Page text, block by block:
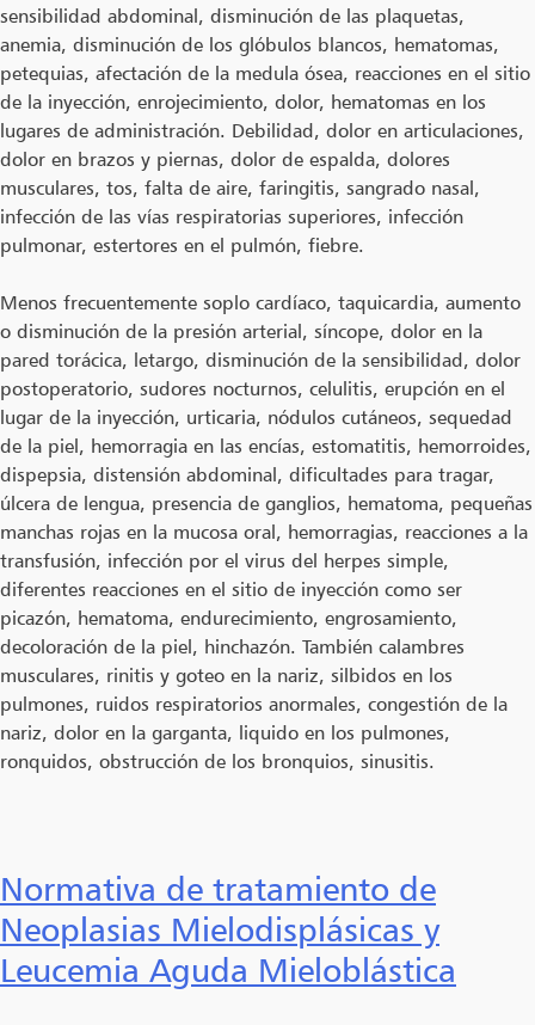
sensibilidad abdominal, disminución de las plaquetas,
anemia, disminución de los glóbulos blancos, hematomas,
petequias, afectación de la medula ósea, reacciones en el sitio
de la inyección, enrojecimiento, dolor, hematomas en los
lugares de administración. Debilidad, dolor en articulaciones,
dolor en brazos y piernas, dolor de espalda, dolores
musculares, tos, falta de aire, faringitis, sangrado nasal,
infección de las vías respiratorias superiores, infección
pulmonar, estertores en el pulmón, fiebre.
Menos frecuentemente soplo cardíaco, taquicardia, aumento
o disminución de la presión arterial, síncope, dolor en la
pared torácica, letargo, disminución de la sensibilidad, dolor
postoperatorio, sudores nocturnos, celulitis, erupción en el
lugar de la inyección, urticaria, nódulos cutáneos, sequedad
de la piel, hemorragia en las encías, estomatitis, hemorroides,
dispepsia, distensión abdominal, dificultades para tragar,
úlcera de lengua, presencia de ganglios, hematoma, pequeñas
manchas rojas en la mucosa oral, hemorragias, reacciones a la
transfusión, infección por el virus del herpes simple,
diferentes reacciones en el sitio de inyección como ser
picazón, hematoma, endurecimiento, engrosamiento,
decoloración de la piel, hinchazón. También calambres
musculares, rinitis y goteo en la nariz, silbidos en los
pulmones, ruidos respiratorios anormales, congestión de la
nariz, dolor en la garganta, liquido en los pulmones,
ronquidos, obstrucción de los bronquios, sinusitis.
Normativa de tratamiento de
Neoplasias Mielodisplásicas y
Leucemia Aguda Mieloblástica